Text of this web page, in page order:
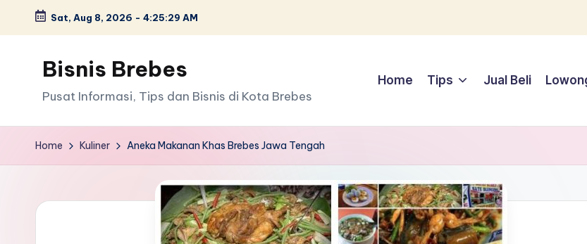
Skip
content
Sat, Aug 8, 2026 - 4:25:30 AM
Bisnis Brebes
Pusat Informasi, Tips dan Bisnis di Kota Brebes
Home Tips Jual Beli
Home Kuliner Aneka Makanan Khas Brebes Jawa Tengah